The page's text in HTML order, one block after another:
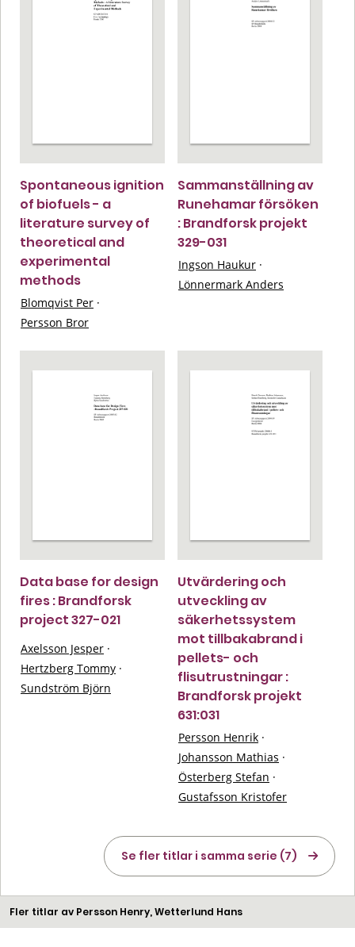
Spontaneous ignition
of biofuels - a
literature survey of
theoretical and
experimental
methods
Blomqvist Per ·
Persson Bror
Sammanställning av
Runehamar försöken
: Brandforsk projekt
329-031
Ingson Haukur ·
Lönnermark Anders
Data base for design
fires : Brandforsk
project 327-021
Axelsson Jesper ·
Hertzberg Tommy ·
Sundström Björn
Utvärdering och
utveckling av
säkerhetssystem
mot tillbakabrand i
pellets- och
flisutrustningar :
Brandforsk projekt
631:031
Persson Henrik ·
Johansson Mathias ·
Österberg Stefan ·
Gustafsson Kristofer
Se fler titlar i samma serie (7)
Fler titlar av Persson Henry, Wetterlund Hans